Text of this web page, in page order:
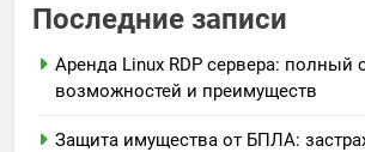
Последние записи
Аренда Linux RDP сервера: полный
возможностей и преимуществ
Защита имущества от БПЛА: